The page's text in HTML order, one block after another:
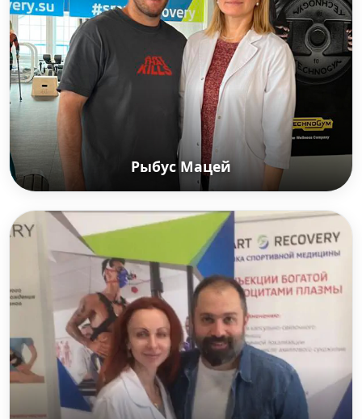
велоспорту на треке
Рыбус Мацей
Рыбус Мацей
Польский футболист, полузащитник, занимает
первое место по сыгранным матчам и второе
место по забитым мячам в чемпионатах России
среди всех польских футболистов